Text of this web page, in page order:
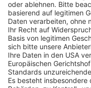
Mitbieten eine
Höchstgrenze für
Ihr Gebot fest. Ein
automatischer
Bietagent bietet
für Sie bis zum
Höchstgebot.